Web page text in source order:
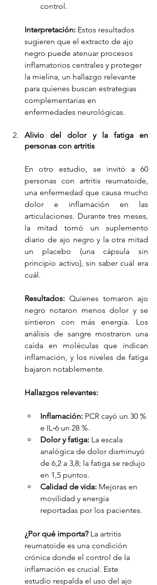
control.
Interpretación: Estos resultados
sugieren que el extracto de ajo
negro puede atenuar procesos
inflamatorios centrales y proteger
la mielina, un hallazgo relevante
para quienes buscan estrategias
complementarias en
enfermedades neurológicas.
Alivio del dolor y la fatiga en
personas con artritis
En otro estudio, se invitó a 60
personas con artritis reumatoide,
una enfermedad que causa mucho
dolor e inflamación en las
articulaciones. Durante tres meses,
la mitad tomó un suplemento
diario de ajo negro y la otra mitad
un placebo (una cápsula sin
principio activo), sin saber cuál era
cuál.
Resultados: Quienes tomaron ajo
negro notaron menos dolor y se
sintieron con más energía. Los
análisis de sangre mostraron una
caída en moléculas que indican
inflamación, y los niveles de fatiga
bajaron notablemente.
Hallazgos relevantes:
Inflamación: PCR cayó un 30 %
e IL‑6 un 28 %.
Dolor y fatiga: La escala
analógica de dolor disminuyó
de 6,2 a 3,8; la fatiga se redujo
en 1,5 puntos.
Calidad de vida: Mejoras en
movilidad y energía
reportadas por los pacientes.
¿Por qué importa? La artritis
reumatoide es una condición
crónica donde el control de la
inflamación es crucial. Este
estudio respalda el uso del ajo